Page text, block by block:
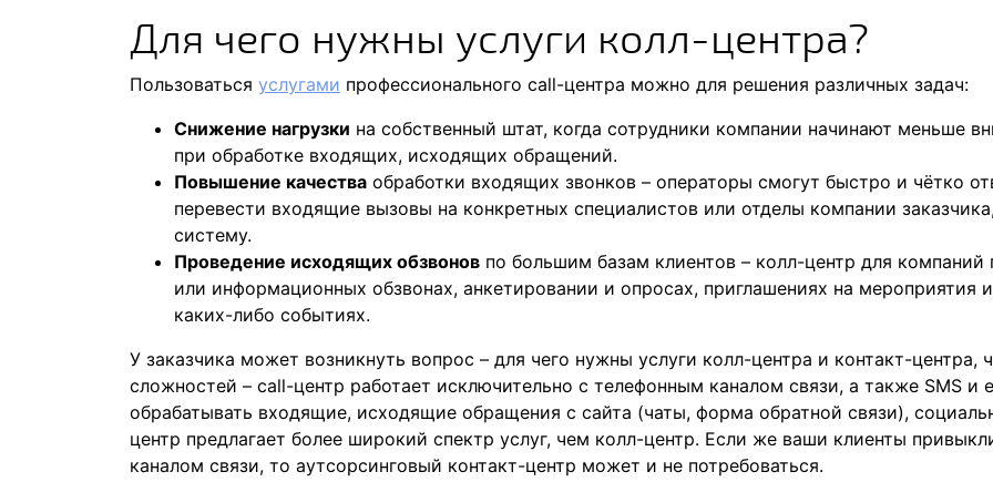
Для чего нужны услуги колл-центра?
Пользоваться услугами профессионального call-центра можно для решения различных задач:
Снижение нагрузки на собственный штат, когда сотрудники компании начинают меньше
при обработке входящих, исходящих обращений.
Повышение качества обработки входящих звонков – операторы смогут быстро и чётко
перевести входящие вызовы на конкретных специалистов или отделы компании
систему.
Проведение исходящих обзвонов по большим базам клиентов – колл-центр для
или информационных обзвонах, анкетировании и опросах, приглашениях на мероприятия
каких-либо событиях.
У заказчика может возникнуть вопрос – для чего нужны услуги колл-центра и контакт-центра,
сложностей – call-центр работает исключительно с телефонным каналом связи, а также SMS
обрабатывать входящие, исходящие обращения с сайта (чаты, форма обратной связи),
центр предлагает более широкий спектр услуг, чем колл-центр. Если же ваши клиенты
каналом связи, то аутсорсинговый контакт-центр может и не потребоваться.